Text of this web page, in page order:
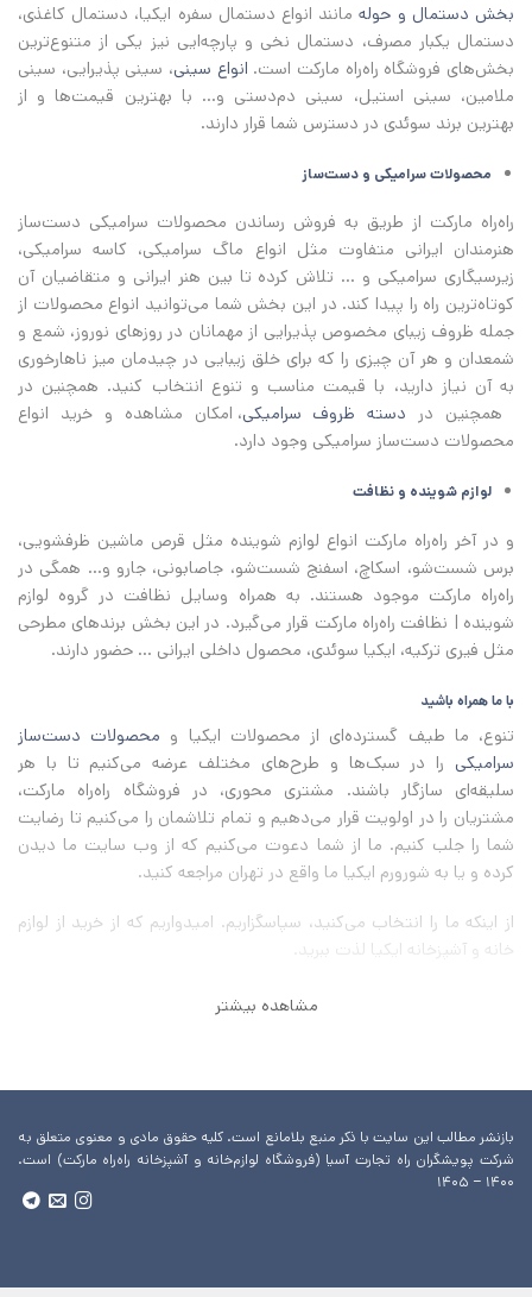
بخش دستمال و حولهمانند انواع دستمال سفره ایکیا، دستمال کاغذی،
دستمال یکبار مصرف، دستمال نخی و پارچه‌ایی نیز یکی از متنوع‌ترین
بخش‌های فروشگاه راه‌راه مارکت است. انواع سینی، سینی پذیرایی، سینی
ملامین، سینی استیل، سینی دم‌دستی و... با بهترین قیمت‌ها و از
بهترین برند سوئدی در دسترس شما قرار دارند.
محصولات سرامیکی و دست‌ساز
راه‌راه مارکت از طریق به فروش رساندن محصولات سرامیکی دست‌ساز
هنرمندان ایرانی متفاوت مثل انواع ماگ سرامیکی، کاسه سرامیکی،
زیرسیگاری سرامیکی و ... تلاش کرده تا بین هنر ایرانی و متقاضیان آن
کوتاه‌ترین راه را پیدا کند. در این بخش شما می‌توانید انواع محصولات از
جمله ظروف زیبای مخصوص پذیرایی از مهمانان در روزهای نوروز، شمع و
شمعدان و هر آن چیزی را که برای خلق زیبایی در چیدمان میز ناهارخوری
به آن نیاز دارید، با قیمت مناسب و تنوع انتخاب کنید. همچنین در
همچنین در دسته ظروف سرامیکی، امکان مشاهده و خرید انواع
محصولات دست‌ساز سرامیکی وجود دارد.
لوازم شوینده و نظافت
و در آخر راه‌راه مارکت انواع لوازم شوینده مثل قرص ماشین ظرفشویی،
برس شست‌شو، اسکاچ، اسفنج شست‌شو، جاصابونی، جارو و... همگی در
راه‌راه مارکت موجود هستند. به همراه وسایل نظافت در گروه لوازم
شوینده | نظافت راه‌راه مارکت قرار می‌گیرد. در این بخش برندهای مطرحی
مثل فیری ترکیه، ایکیا سوئدی، محصول داخلی ایرانی ... حضور دارند.
با ما همراه باشید
تنوع، ما طیف گسترده‌ای از محصولات ایکیا و محصولات دست‌ساز
سرامیکی را در سبک‌ها و طرح‌های مختلف عرضه می‌کنیم تا با هر
سلیقه‌ای سازگار باشند. مشتری محوری، در فروشگاه راه‌راه مارکت،
مشتریان را در اولویت قرار می‌دهیم و تمام تلاشمان را می‌کنیم تا رضایت
شما را جلب کنیم. ما از شما دعوت می‌کنیم که از وب سایت ما دیدن
کرده و یا به شورورم ایکیا ما واقع در تهران مراجعه کنید.
از اینکه ما را انتخاب می‌کنید، سپاسگزاریم. امیدواریم که از خرید از لوازم
خانه و آشپزخانه ایکیا لذت ببرید
مشاهده بیشتر
بازنشر مطالب این سایت با ذکر منبع بلامانع است. کلیه حقوق مادی و معنوی متعلق به
شرکت پویشگران راه تجارت آسیا (فروشگاه لوازم‌خانه و آشپزخانه راه‌راه مارکت) است.
۱۴۰۰ – ۱۴۰۵